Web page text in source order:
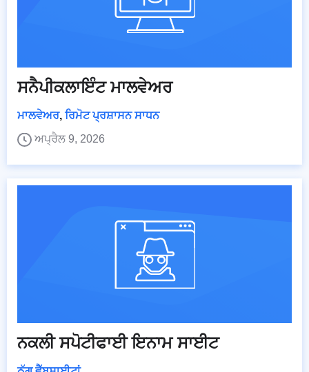
ਸਨੈਪੀਕਲਾਇੰਟ ਮਾਲਵੇਅਰ
ਮਾਲਵੇਅਰ, ਰਿਮੋਟ ਪ੍ਰਸ਼ਾਸਨ ਸਾਧਨ
ਅਪ੍ਰੈਲ 9, 2026
ਨਕਲੀ ਸਪੋਟੀਫਾਈ ਇਨਾਮ ਸਾਈਟ